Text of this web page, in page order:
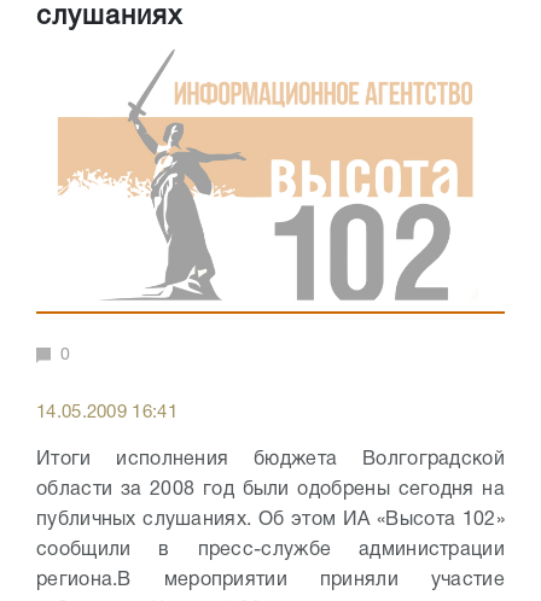
слушаниях
0
14.05.2009 16:41
Итоги исполнения бюджета Волгоградской
области за 2008 год были одобрены сегодня на
публичных слушаниях. Об этом ИА «Высота 102»
сообщили в пресс-службе администрации
региона. В мероприятии приняли участие